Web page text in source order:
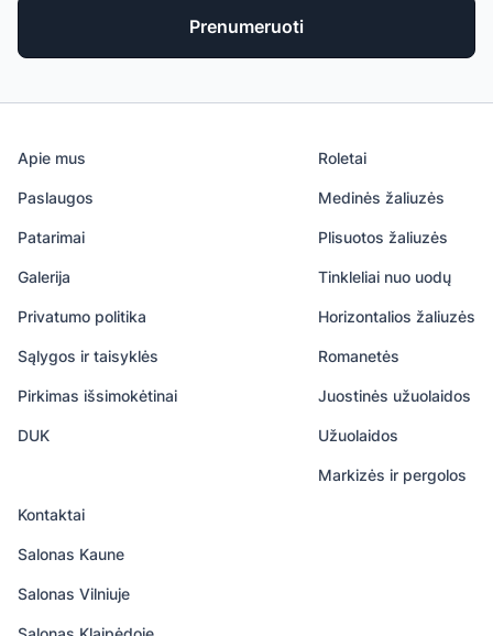
Prenumeruoti
Apie mus
Paslaugos
Patarimai
Galerija
Privatumo politika
Sąlygos ir taisyklės
Pirkimas išsimokėtinai
DUK
Roletai
Medinės žaliuzės
Plisuotos žaliuzės
Tinkleliai nuo uodų
Horizontalios žaliuzės
Romanetės
Juostinės užuolaidos
Užuolaidos
Markizės ir pergolos
Kontaktai
Salonas Kaune
Salonas Vilniuje